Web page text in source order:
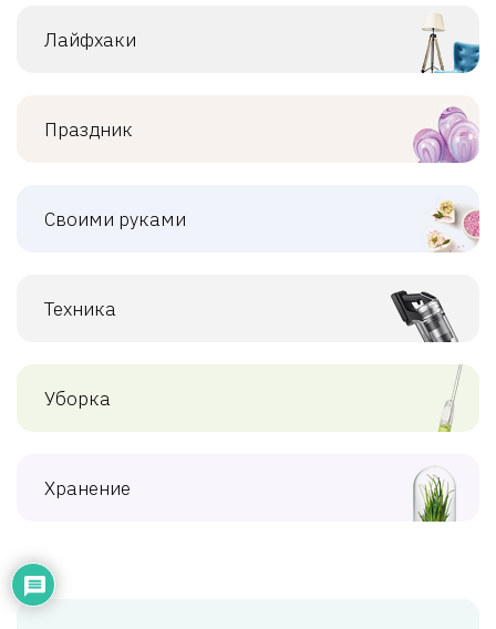
Лайфхаки
Праздник
Своими руками
Техника
Уборка
Хранение